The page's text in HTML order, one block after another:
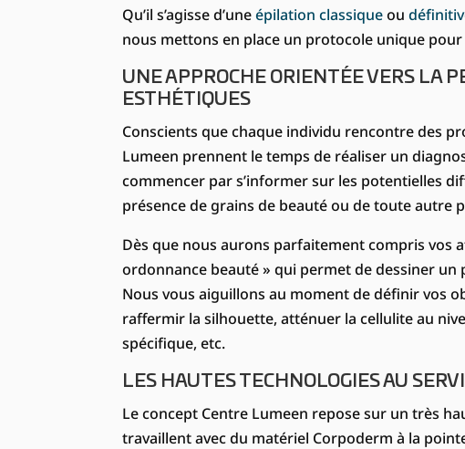
Qu’il s’agisse d’uneépilation classiqueou
nous mettons en place un protocole unique
UNE APPROCHE ORIENTÉE VERS LA
ESTHÉTIQUES
Conscients que chaque individu rencontre des
Lumeen prennent le temps de réaliser un
commencer par s’informer sur les potentielles
présence de grains de beauté ou de toute autre
Dès que nous aurons parfaitement compris vos
ordonnance beauté » qui permet de dessiner
Nous vous aiguillons au moment de définir vos
raffermir la silhouette, atténuer la cellulite au
spécifique, etc.
LES HAUTES TECHNOLOGIES AU
Le concept Centre Lumeen repose sur un très
travaillent avec du matériel Corpoderm à la